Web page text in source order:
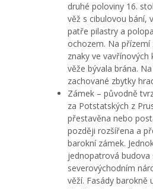
druhé poloviny 16.
věž s cibulovou bání,
patře pilastry a
ochozem. Na přízemí
znaky ve vavřínových
věže bývala brána.
zachované zbytky
Zámek – původně
za Potstatských z
přestavěna nebo
později rozšířena a
barokní zámek.
jednopatrová budova
severovýchodním
věží. Fasády barokně